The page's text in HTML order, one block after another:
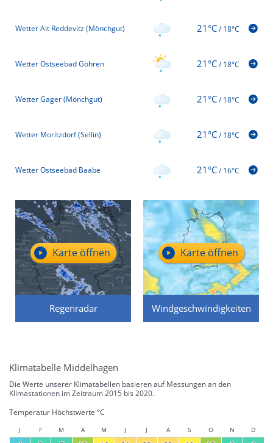
Wetter Alt Reddevitz (Mönchgut) 21°C/18°C
Wetter Ostseebad Göhren 21°C/18°C
Wetter Gager (Mönchgut) 21°C/18°C
Wetter Moritzdorf (Sellin) 21°C/18°C
Wetter Ostseebad Baabe 21°C/16°C
Regenradar
Karte öffnen
Windgeschwindigkeiten
Karte öffnen
Klimatabelle Middelhagen
Die Werte unserer Klimatabellen basieren auf Messungen an den
Klimastationen im Zeitraum 2015 bis 2020.
Temperatur Höchstwerte °C
J F M A M J J A S O N D